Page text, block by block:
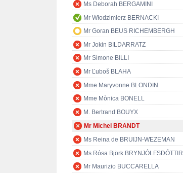
Ms Deborah BERGAMINI
Mr Włodzimierz BERNACKI
Mr Goran BEUS RICHEMBERGH
Mr Jokin BILDARRATZ
Mr Simone BILLI
Mr Ľuboš BLAHA
Mme Maryvonne BLONDIN
Mme Mònica BONELL
M. Bertrand BOUYX
Mr Michel BRANDT
Ms Reina de BRUIJN-WEZEMAN
Ms Rósa Björk BRYNJÓLFSDÓTTIR
Mr Maurizio BUCCARELLA